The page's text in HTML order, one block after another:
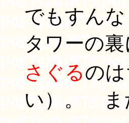
でもすん
タワーの
さぐるの
い）。 ま